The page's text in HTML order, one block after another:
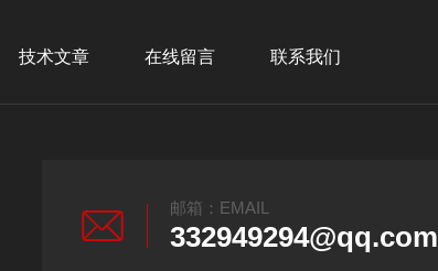
技术文章 在线留言 联系我们
邮箱：EMAIL
332949294@qq.com